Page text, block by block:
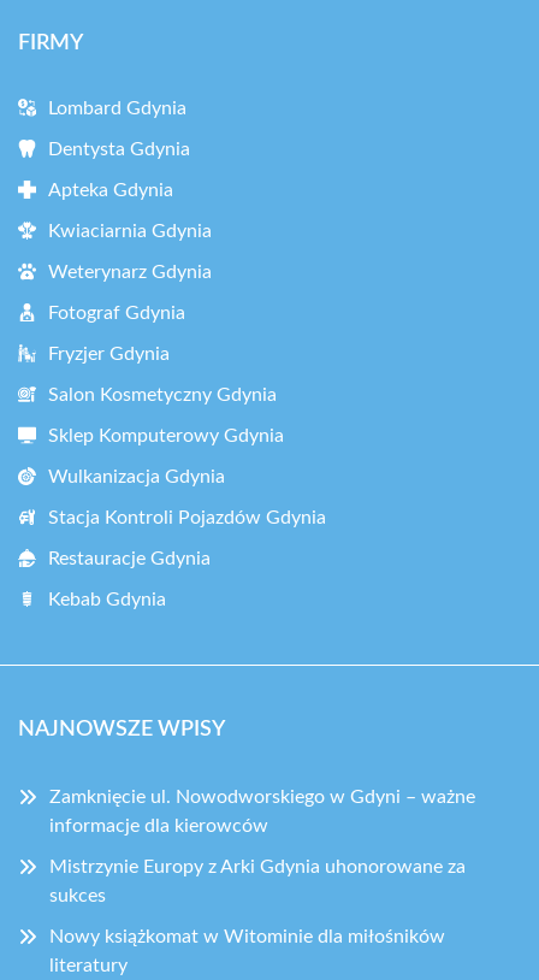
FIRMY
Lombard Gdynia
Dentysta Gdynia
Apteka Gdynia
Kwiaciarnia Gdynia
Weterynarz Gdynia
Fotograf Gdynia
Fryzjer Gdynia
Salon Kosmetyczny Gdynia
Sklep Komputerowy Gdynia
Wulkanizacja Gdynia
Stacja Kontroli Pojazdów Gdynia
Restauracje Gdynia
Kebab Gdynia
NAJNOWSZE WPISY
Zamknięcie ul. Nowodworskiego w Gdyni – ważne
informacje dla kierowców
Mistrzynie Europy z Arki Gdynia uhonorowane za
sukces
Nowy książkomat w Witominie dla miłośników
literatury